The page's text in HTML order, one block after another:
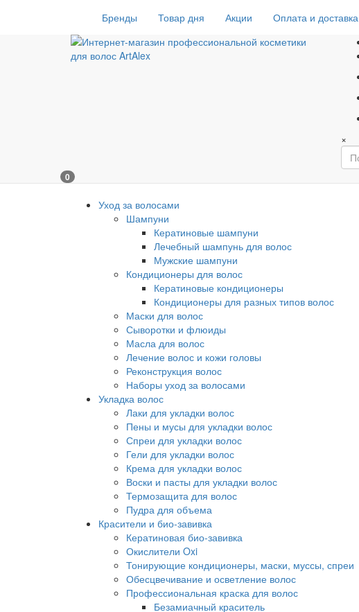
Бренды Товар дня Акции Оплата и доставка
×
0
Уход за волосами
Шампуни
Кератиновые шампуни
Лечебный шампунь для волос
Мужские шампуни
Кондиционеры для волос
Кератиновые кондиционеры
Кондиционеры для разных типов волос
Маски для волос
Сыворотки и флюиды
Масла для волос
Лечение волос и кожи головы
Реконструкция волос
Наборы уход за волосами
Укладка волос
Лаки для укладки волос
Пены и мусы для укладки волос
Спреи для укладки волос
Гели для укладки волос
Крема для укладки волос
Воски и пасты для укладки волос
Термозащита для волос
Пудра для объема
Красители и био-завивка
Кератиновая био-завивка
Окислители Oxi
Тонирующие кондиционеры, маски, муссы, спреи
Обесцвечивание и осветление волос
Профессиональная краска для волос
Безамиачный краситель